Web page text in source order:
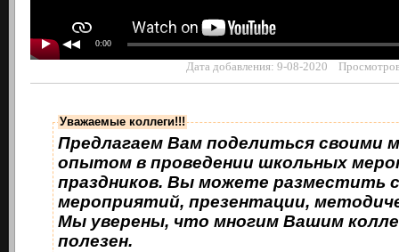
0:00
Дата добавления: 9-08-2020
Уважаемые коллеги!!!
Предлагаем Вам поделиться своими
опытом в проведении школьных
праздников. Вы можете разместить
мероприятий, презентации,
Мы уверены, что многим Вашим
полезен.